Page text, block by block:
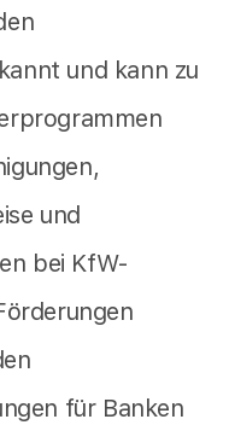
und kann zu
und
bei KfW-
für Banken